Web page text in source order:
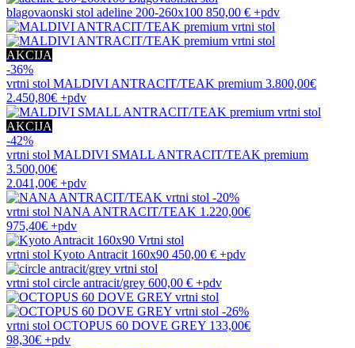
blagovaonski stol adeline 200-260x100 850,00 € +pdv
AKCIJA
-36%
vrtni stol MALDIVI ANTRACIT/TEAK premium 3.800,00€
2.450,80€ +pdv
AKCIJA
-42%
vrtni stol MALDIVI SMALL ANTRACIT/TEAK premium
3.500,00€
2.041,00€ +pdv
-20%
vrtni stol NANA ANTRACIT/TEAK 1.220,00€
975,40€ +pdv
vrtni stol Kyoto Antracit 160x90 450,00 € +pdv
vrtni stol circle antracit/grey 600,00 € +pdv
-26%
vrtni stol OCTOPUS 60 DOVE GREY 133,00€
98,30€ +pdv